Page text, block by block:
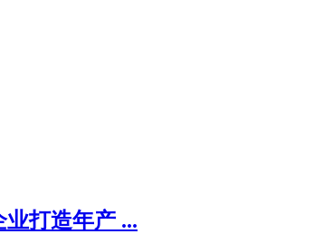
打造年产 ...